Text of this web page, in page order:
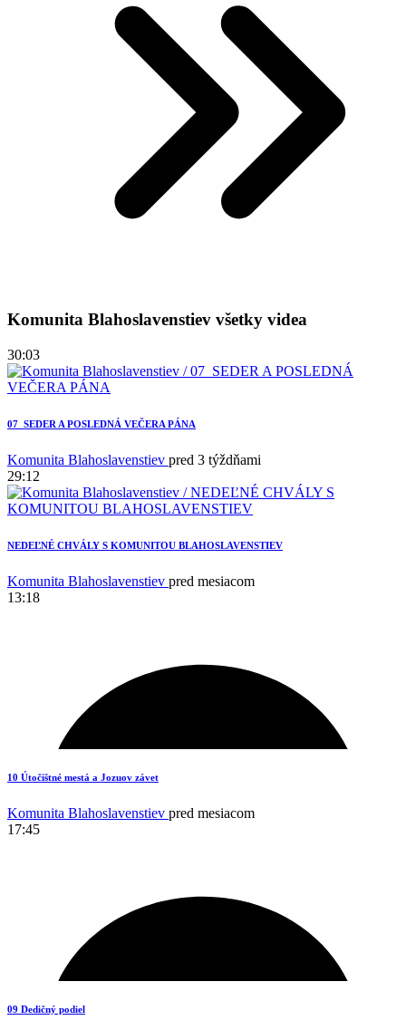
Komunita Blahoslavenstiev všetky videa
30:03
07_SEDER A POSLEDNÁ VEČERA PÁNA
Komunita Blahoslavenstiev pred 3 týždňami
29:12
NEDEĽNÉ CHVÁLY S KOMUNITOU BLAHOSLAVENSTIEV
Komunita Blahoslavenstiev pred mesiacom
13:18
1
10 Útočištné mestá a Jozuov závet
Komunita Blahoslavenstiev pred mesiacom
17:45
09 Dedičný podiel